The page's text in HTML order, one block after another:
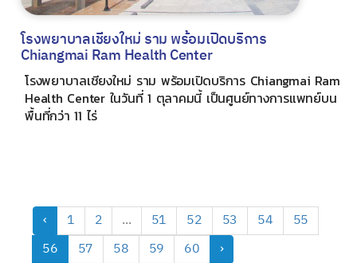
โรงพยาบาลเชียงใหม่ ราม พร้อมเปิดบริการ
Chiangmai Ram Health Center
โรงพยาบาลเชียงใหม่ ราม พร้อมเปิดบริการ Chiangmai Ram
Health Center ในวันที่ 1 ตุลาคมนี้ เป็นศูนย์ทางการแพทย์บน
พื้นที่กว่า 11 ไร่
‹ 1 2 ... 51 52 53 54
55
56
57 58 59 60 ›